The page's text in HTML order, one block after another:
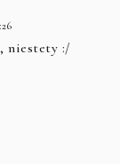
niestety :/